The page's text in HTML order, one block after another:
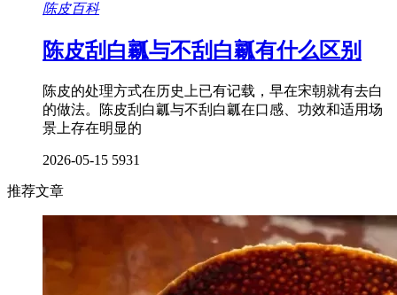
陈皮百科
陈皮刮白瓤与不刮白瓤有什么区别
陈皮的处理方式在历史上已有记载，早在宋朝就有去白
的做法。陈皮刮白瓤与不刮白瓤在口感、功效和适用场
景上存在明显的
2026-05-15 5931
推荐文章